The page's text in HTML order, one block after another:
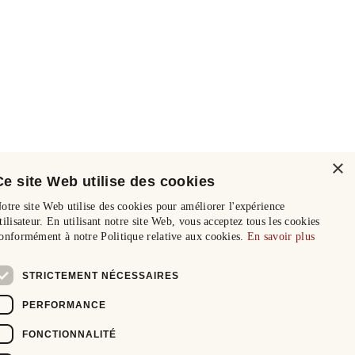
×
site Web utilise des cookies
site Web utilise des cookies pour améliorer l'expérience
En utilisant notre site Web, vous acceptez tous les cookies
à notre Politique relative aux cookies. En savoir plus
STRICTEMENT NÉCESSAIRES
PERFORMANCE
FONCTIONNALITÉ